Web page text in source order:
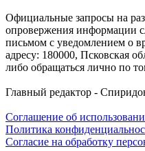
Официальные запросы на
опровержения информации
письмом с уведомлением о
адресу: 180000, Псковская
либо обращаться лично по
Главный редактор -
Соглашение об
Политика
Согласие на обработку